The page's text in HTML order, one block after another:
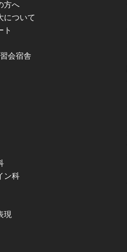
方へ
について
ト
会宿舎
ン科
現